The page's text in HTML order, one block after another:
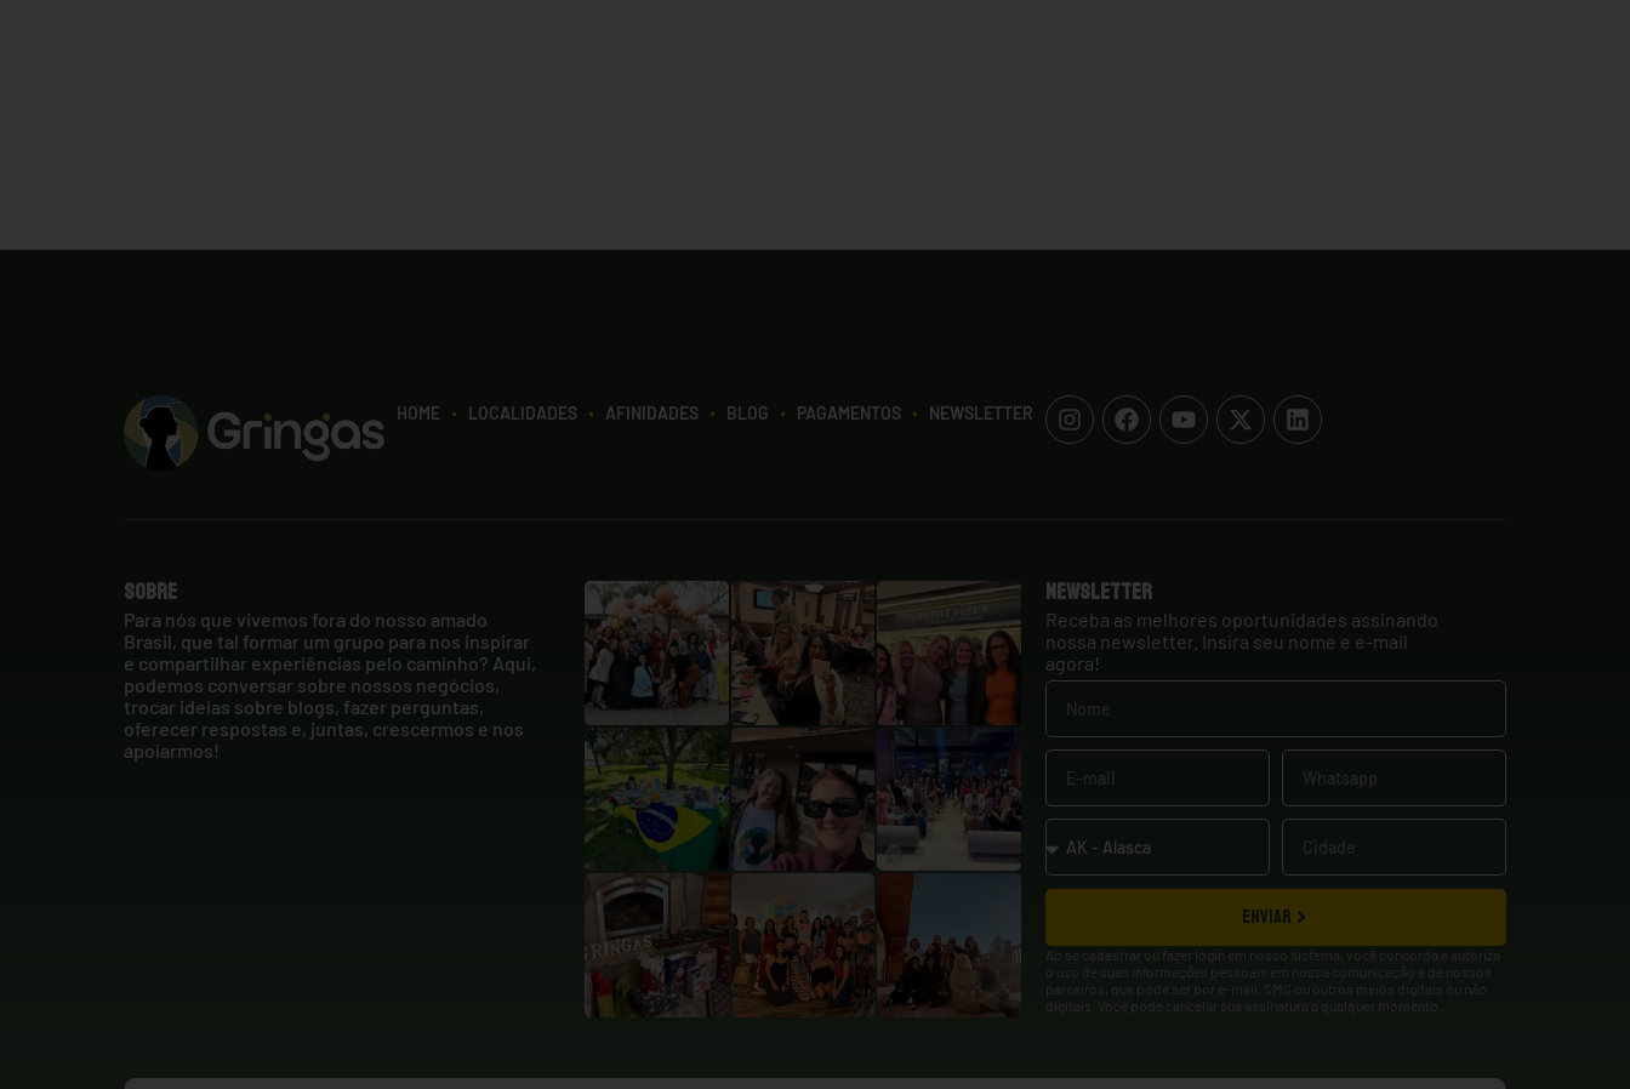
HOME LOCALIDADES AFINIDADES BLOG PAGAMENTOS NEWSLETTER
Sobre
Para nós que vivemos fora do nosso amado
Brasil, que tal formar um grupo para nos inspirar
e compartilhar experiências pelo caminho? Aqui,
podemos conversar sobre nossos negócios,
trocar ideias sobre blogs, fazer perguntas,
oferecer respostas e, juntas, crescermos e nos
apoiarmos!
Newsletter
Receba as melhores oportunidades assinando
nossa newsletter. Insira seu nome e e-mail
agora!
ENVIAR
Ao se cadastrar ou fazer login em nosso sistema, você concorda e autoriza
o uso de suas informações pessoais em nossa comunicação e de nossos
parceiros, que pode ser por e-mail, SMS ou outros meios digitais ou não
digitais. Você pode cancelar sua assinatura a qualquer momento.